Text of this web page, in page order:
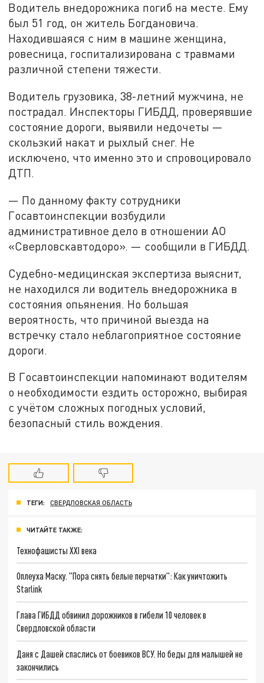
Водитель внедорожника погиб на месте. Ему
был 51 год, он житель Богдановича.
Находившаяся с ним в машине женщина,
ровесница, госпитализирована с травмами
различной степени тяжести.
Водитель грузовика, 38-летний мужчина, не
пострадал. Инспекторы ГИБДД, проверявшие
состояние дороги, выявили недочеты —
скользкий накат и рыхлый снег. Не
исключено, что именно это и спровоцировало
ДТП.
— По данному факту сотрудники
Госавтоинспекции возбудили
административное дело в отношении АО
«Сверловскавтодоро». — сообщили в ГИБДД.
Судебно-медицинская экспертиза выяснит,
не находился ли водитель внедорожника в
состояния опьянения. Но большая
вероятность, что причиной выезда на
встречку стало неблагоприятное состояние
дороги.
В Госавтоинспекции напоминают водителям
о необходимости ездить осторожно, выбирая
с учётом сложных погодных условий,
безопасный стиль вождения.
ТЕГИ: СВЕРДЛОВСКАЯ ОБЛАСТЬ
ЧИТАЙТЕ ТАКЖЕ:
Технофашисты XXI века
Оплеуха Маску. "Пора снять белые перчатки": Как уничтожить
Starlink
Глава ГИБДД обвинил дорожников в гибели 10 человек в
Свердловской области
Даня с Дашей спаслись от боевиков ВСУ. Но беды для малышей не
закончились